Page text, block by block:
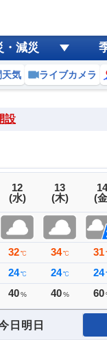
・減災
天気 ライブカメラ
設
12
(水)
32℃
24℃
40%
13
(木)
34℃
24℃
40%
(
31
24
60
日明日